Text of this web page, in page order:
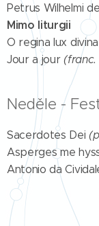
Petrus Wilhelmi
Mimo liturgii
O regina lux divina
Jour a jour(franc.
Neděle -
Sacerdotes Dei
Asperges me
Antonio da